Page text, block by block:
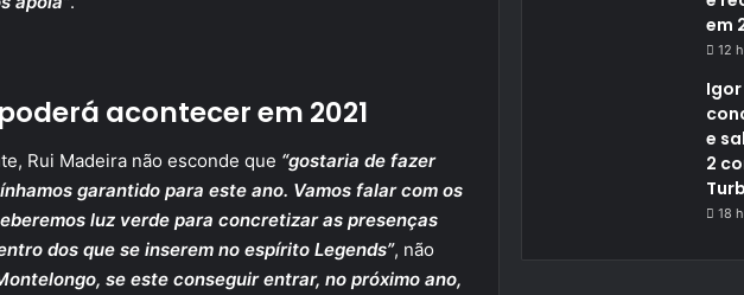
acontecer em 2021
Rui Madeira não esconde que “gostaria de fazer
garantido para este ano. Vamos falar com os
luz verde para concretizar as presenças
dos que se inserem no espírito Legends”, não
se este conseguir entrar, no próximo ano,
em
12
e
2
18